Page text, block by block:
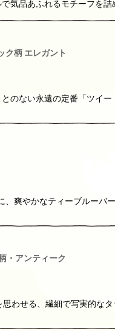
気品あふれるモチーフを
ク柄 エレガント
のない永遠の定番「ツイ
爽やかなティーブルーバ
・アンティーク
わせる、繊細で写実的な